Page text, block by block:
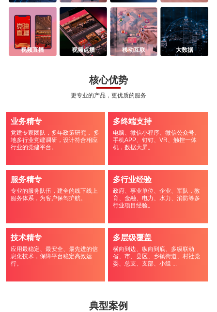
视频直播 视频点播 移动互联 大数据
核心优势
更专业的产品，更优质的服务
业务精专
党建专家团队，多年政策研究， 多
地多行业党建调研，设计符合相应
行业的党建平台。
多终端支持
电脑、微信小程序、微信公众号、
手机APP、钉钉、VR、触控一体
机，数据大屏。
服务精专
专业的服务队伍，建全的线下线上
服务体系，为客户保驾护航。
多行业经验
政府、事业单位、企业、军队，教
育、金融、电力、水力、消防等多
行业项目经验。
技术精专
应用最稳定、最安全、最先进的信
息化技术，保障平台稳定高效运
行。
多层级覆盖
横向到边、纵向到底、多级联动
省、市、县区、乡镇街道、村社党
委、总支、支部、小组 ...
典型案例